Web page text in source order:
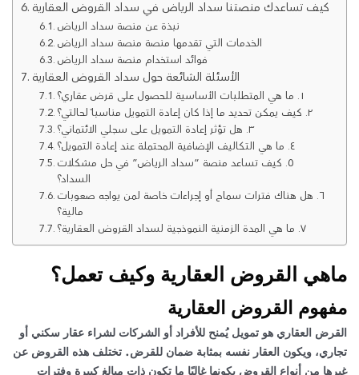
كيف تساعدك منصتنا سداد الرياض في سداد القروض العقارية
نبذة عن منصة سداد الرياض
الخدمات التي تقدمها منصة منصة سداد الرياض
فوائد استخدام منصة سداد الرياض
الأسئلة الشائعة حول سداد القروض العقارية
١. ما هي المتطلبات الأساسية للحصول على قرض عقاري؟
٢. كيف يمكن تحديد ما إذا كان إعادة التمويل مناسباً لحالتي؟
٣. هل تؤثر إعادة التمويل على سجلي الائتماني؟
٤. ما هي التكاليف الإضافية المحتملة عند إعادة التمويل؟
٥. كيف تساعد منصة “سداد الرياض” في حل مشكلات
السداد؟
٦. هل هناك فترات سماح أو إجراءات خاصة لمن يواجه صعوبات
مالية؟
٧. ما هي المدة الزمنية النموذجية لسداد القروض العقارية؟
ماهي القروض العقارية وكيف تعمل؟
مفهوم القروض العقارية
القرض العقاري هو تمويل يُمنح للأفراد أو الشركات لشراء عقار سكني أو
تجاري، ويكون العقار نفسه بمثابة ضمان للقرض. تختلف هذه القروض عن
غيرها من أنواع القروض بكونها غالبًا ما تكون ذات مبالغ كبيرة وفترات